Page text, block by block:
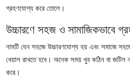
How To
গ্রহণযোগ্য করে তোলে।
উচ্চারণে সহজ ও সামাজিকভাবে
নামটি যেন সহজে উচ্চারণযোগ্য হয় এবং সমাজে
খেয়াল রাখতে হবে। অনেক সময় খুব কঠিন বা জটিল
করে।